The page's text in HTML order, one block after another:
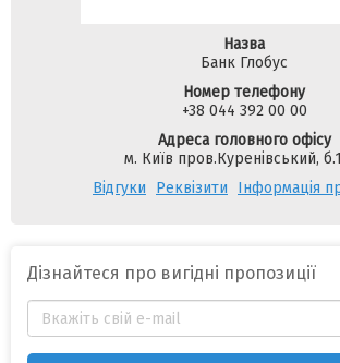
Назва
Банк Глобус
Номер телефону
+38 044 392 00 00
Адреса головного офісу
м. Київ пров.Куренівський,
Відгуки
Реквізити Інформація
Дізнайтеся про вигідні пропозиції